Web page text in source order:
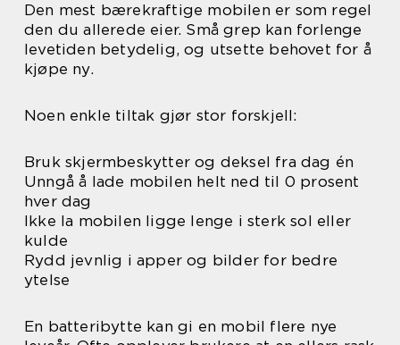
Den mest bærekraftige mobilen er som regel
den du allerede eier. Små grep kan forlenge
levetiden betydelig, og utsette behovet for å
kjøpe ny.
Noen enkle tiltak gjør stor forskjell:
Bruk skjermbeskytter og deksel fra dag én
Unngå å lade mobilen helt ned til 0 prosent
hver dag
Ikke la mobilen ligge lenge i sterk sol eller
kulde
Rydd jevnlig i apper og bilder for bedre
ytelse
En batteribytte kan gi en mobil flere nye